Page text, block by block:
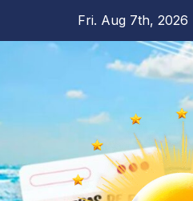
Fri. Aug 7th, 2026